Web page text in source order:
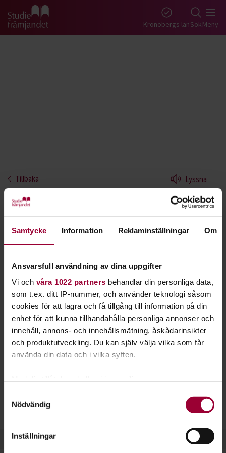
Samtycke Information Reklaminställningar Om
Ansvarsfull användning av dina uppgifter
Vi och våra 1022 partners behandlar din personliga data,
som t.ex. ditt IP-nummer, och använder teknologi såsom
cookies för att lagra och få tillgång till information på din
enhet för att kunna tillhandahålla personliga annonser och
innehåll, annons- och innehållsmätning, åskådarinsikter
och produktutveckling. Du kan själv välja vilka som får
använda din data och i vilka syften.
som kan ha en noggrannhet på upp till flera meter
Ta reda på mer om hur dina personliga uppgifter
Nödvändig
Inställningar
Gå till studiefrämjandets startsida Kronobergs länSökMeny
Tillbaka Lyssna
Hjärt- och lungräddning - Kronoberg
Lär dig första hjälpen vid hjärtstopp. Alla kan lära
sig bröstkompressioner och mun-mot-mun-
metoden. Det kan vara du som räddar nästa liv.
Målet med hjärt- och lungräddningen är att hålla igång
hjärtat tills ambulansen kommer. Det gäller att växla
mellan bröstkompressioner och inblåsningar - att både få
igång hjärtat och att syresätta blodet.
Om någon drabbas av akut hjärtstopp handlar det om att
agera snabbt. Varje minut är viktig och det gäller att veta vad
man ska göra. Hjärt- och lungräddning är därför något som
lungräddning utan utrustning går snabbt att lära sig. Ibland